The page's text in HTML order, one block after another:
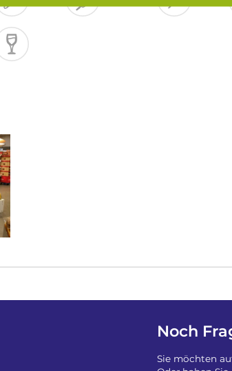
Noch
Sie möchten